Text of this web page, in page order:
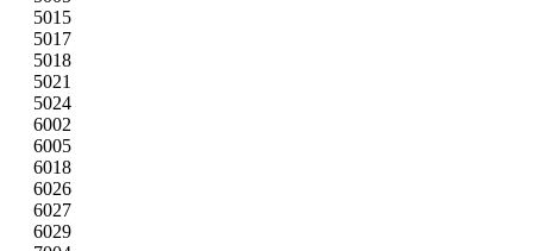
5015
5017
5018
5021
5024
6002
6005
6018
6026
6027
6029